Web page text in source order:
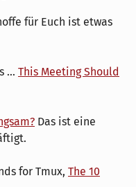
für Euch ist etwas
... This Meeting Should
Das ist eine
for Tmux, The 10